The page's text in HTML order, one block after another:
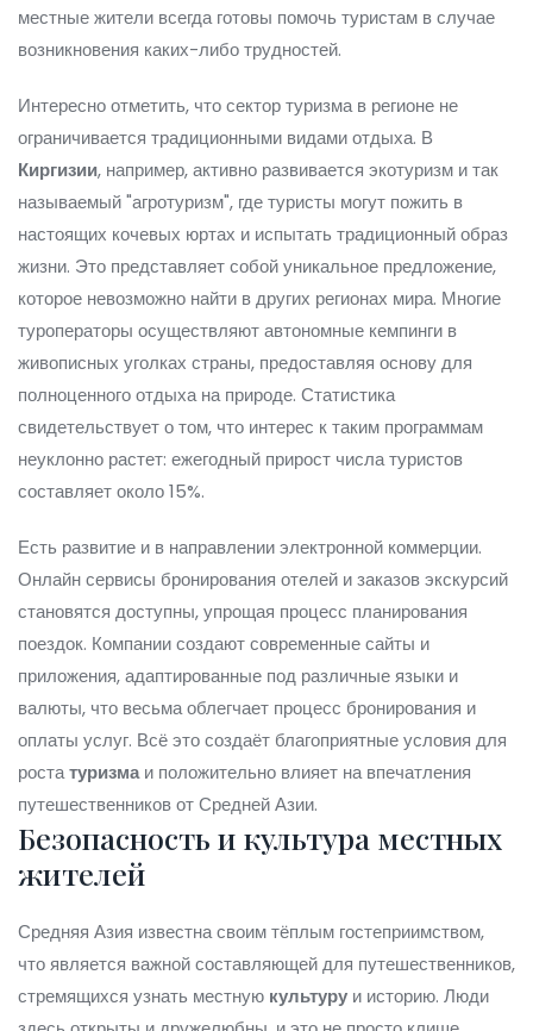
местные жители всегда готовы помочь туристам в случае
возникновения каких-либо трудностей.
Интересно отметить, что сектор туризма в регионе не
ограничивается традиционными видами отдыха. В
Киргизии, например, активно развивается экотуризм и так
называемый "агротуризм", где туристы могут пожить в
настоящих кочевых юртах и испытать традиционный образ
жизни. Это представляет собой уникальное предложение,
которое невозможно найти в других регионах мира. Многие
туроператоры осуществляют автономные кемпинги в
живописных уголках страны, предоставляя основу для
полноценного отдыха на природе. Статистика
свидетельствует о том, что интерес к таким программам
неуклонно растет: ежегодный прирост числа туристов
составляет около 15%.
Есть развитие и в направлении электронной коммерции.
Онлайн сервисы бронирования отелей и заказов экскурсий
становятся доступны, упрощая процесс планирования
поездок. Компании создают современные сайты и
приложения, адаптированные под различные языки и
валюты, что весьма облегчает процесс бронирования и
оплаты услуг. Всё это создаёт благоприятные условия для
ростатуризмаи положительно влияет на впечатления
путешественников от Средней Азии.
Безопасность и культура местных
жителей
Средняя Азия известна своим тёплым гостеприимством,
что является важной составляющей для путешественников,
стремящихся узнать местную культуру и историю. Люди